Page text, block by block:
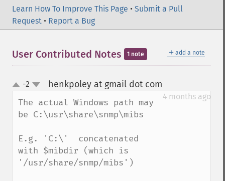
Learn How To Improve This Page • Submit a Pull
Request • Report a Bug
＋ add a note
User Contributed Notes 1 note
up
down
-2 henkpoley at gmail dot com
4 months ago
The actual Windows path may
be C:\usr\share\snmp\mibs
E.g. 'C:\'  concatenated
with $mibdir (which is
'/usr/share/snmp/mibs')